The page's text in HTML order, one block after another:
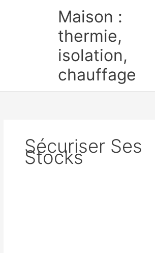
Maison :
thermie,
isolation,
chauffage
Sécuriser Ses
Stocks